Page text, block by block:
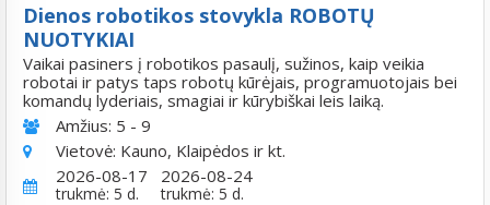
Dienos robotikos stovykla ROBOTŲ
NUOTYKIAI
Vaikai pasiners į robotikos pasaulį, sužinos, kaip veikia
robotai ir patys taps robotų kūrėjais, programuotojais bei
komandų lyderiais, smagiai ir kūrybiškai leis laiką.
Amžius: 5 - 9
Vietovė: Kauno, Klaipėdos ir kt.
2026-08-17
trukmė: 5 d.
2026-08-24
trukmė: 5 d.